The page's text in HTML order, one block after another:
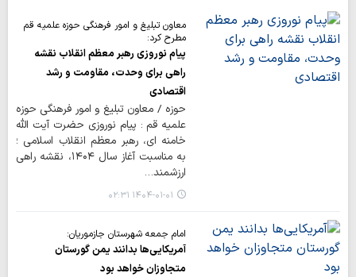
معاون تبلیغ و امور فرهنگی حوزه علمیه قم
مطرح کرد:
پیام نوروزی رهبر معظم انقلاب نقشه
راهی برای وحدت، مقاومت و رشد
اقتصادی
حوزه / معاون تبلیغ و امور فرهنگی حوزه
علمیه قم : پیام نوروزی حضرت آیت الله
خامنه ای، رهبر معظم انقلاب اسلامی ؛
به مناسبت آغاز سال ۱۴۰۴، نقشه راهی
ارزشمند…
۱۴۰۴-۰۱-۰۱ ۰۲:۳۱
امام جمعه شهرستان جازموریان:
آمریکایی‌ها بدانند یمن گورستان
متجاوزان خواهد بود